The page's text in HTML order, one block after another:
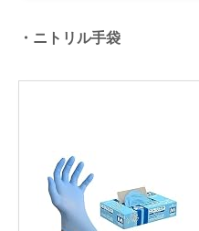
・ニトリル手袋